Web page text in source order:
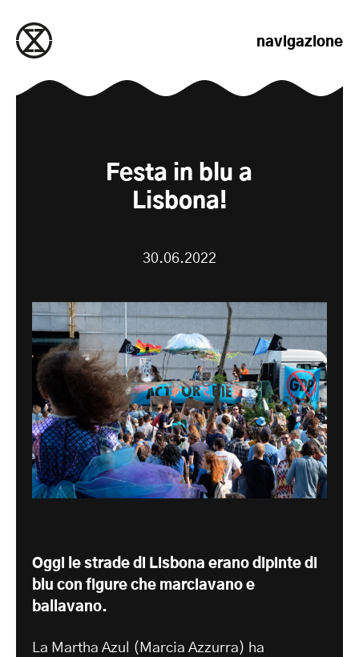
navigazione
Festa in blu a
Lisbona!
30.06.2022
Oggi le strade di Lisbona erano dipinte di
blu con figure che marciavano e
ballavano.
La Martha Azul (Marcia Azzurra) ha